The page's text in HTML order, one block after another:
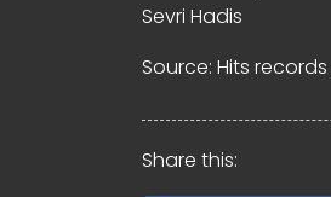
Sevri Hadis
Source: Hits
Share this: